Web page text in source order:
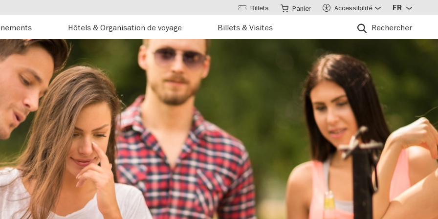
Hôtels & Organisation de voyage Billets & Visites Rechercher
Billets Panier Accessibilité FR